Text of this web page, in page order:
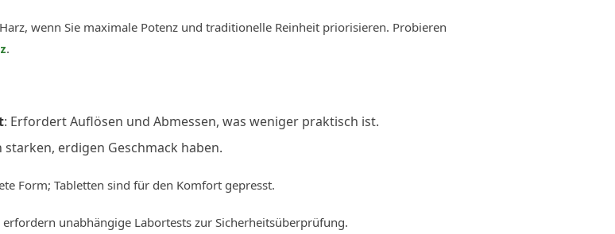
wenn Sie maximale Potenz und traditionelle Reinheit priorisieren. Probieren
.
: Erfordert Auflösen und Abmessen, was weniger praktisch ist.
starken, erdigen Geschmack haben.
Form; Tabletten sind für den Komfort gepresst.
erfordern unabhängige Labortests zur Sicherheitsüberprüfung.